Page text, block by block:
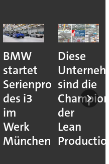
BMW
startet
Serienproduktion
des i3
im
Werk
München
Diese
sind die
der
Lean